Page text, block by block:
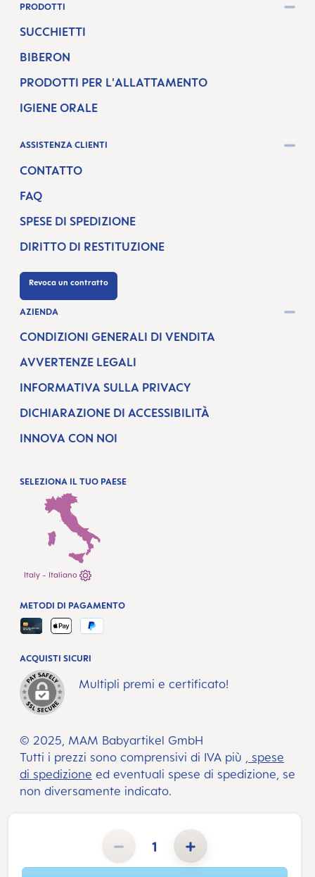
Quantità del prodotto: inserisci la quantità desiderata o usa i pulsanti per aumentare o diminuire la
PRODOTTI
SUCCHIETTI
BIBERON
PRODOTTI PER L'ALLATTAMENTO
IGIENE ORALE
ASSISTENZA CLIENTI
CONTATTO
FAQ
SPESE DI SPEDIZIONE
DIRITTO DI RESTITUZIONE
Revoca un contratto
AZIENDA
CONDIZIONI GENERALI DI VENDITA
AVVERTENZE LEGALI
INFORMATIVA SULLA PRIVACY
DICHIARAZIONE DI ACCESSIBILITÀ
INNOVA CON NOI
SELEZIONA IL TUO PAESE
Italy - Italiano
© 2025, MAM Babyartikel GmbH
Tutti i prezzi sono comprensivi di IVA più , spese
di spedizione ed eventuali spese di spedizione, se
non diversamente indicato.
ACQUISTI SICURI
Multipli premi e certificato!
METODI DI PAGAMENTO